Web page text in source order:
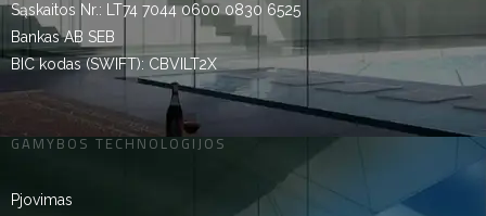
Sąskaitos Nr.: LT74 7044 0600 0830 6525
Bankas AB SEB
BIC kodas (SWIFT): CBVILT2X
GAMYBOS TECHNOLOGIJOS
Pjovimas